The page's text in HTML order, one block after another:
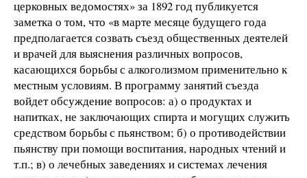
церковных ведомостях» за 1892 год публикуется
заметка о том, что «в марте месяце будущего года
предполагается созвать съезд общественных деятелей
и врачей для выяснения различных вопросов,
касающихся борьбы с алкоголизмом применительно к
местным условиям. В программу занятий съезда
войдет обсуждение вопросов: а) о продуктах и
напитках, не заключающих спирта и могущих служить
средством борьбы с пьянством; б) о противодействии
пьянству при помощи воспитания, народных чтений и
т.п.; в) о лечебных заведениях и системах лечения